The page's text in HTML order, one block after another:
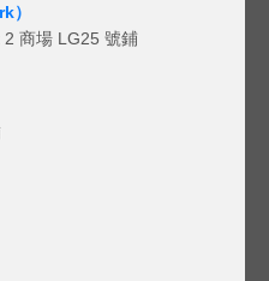
）
商場 LG25 號鋪